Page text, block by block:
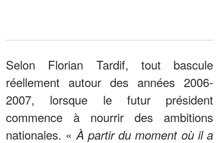
Selon Florian Tardif, tout bascule
réellement autour des années 2006-
2007, lorsque le futur président
commence à nourrir des ambitions
nationales. «À partir du moment où il a